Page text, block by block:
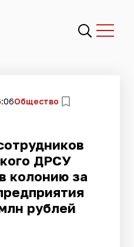
Общество
ДРСУ
колонию за
рублей